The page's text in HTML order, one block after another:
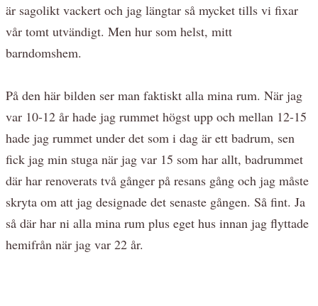
är sagolikt vackert och jag längtar så mycket tills vi fixar
vår tomt utvändigt. Men hur som helst, mitt
barndomshem.
På den här bilden ser man faktiskt alla mina rum. När jag
var 10-12 år hade jag rummet högst upp och mellan 12-15
hade jag rummet under det som i dag är ett badrum, sen
fick jag min stuga när jag var 15 som har allt, badrummet
där har renoverats två gånger på resans gång och jag måste
skryta om att jag designade det senaste gången. Så fint. Ja
så där har ni alla mina rum plus eget hus innan jag flyttade
hemifrån när jag var 22 år.